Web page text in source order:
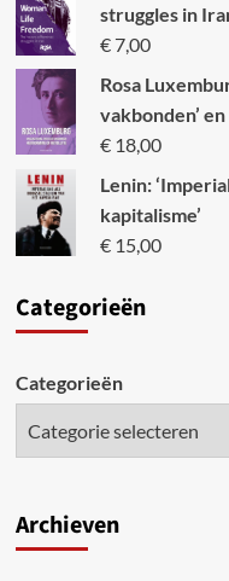
struggles in
€7,00
Rosa
vakbonden’
€18,00
Lenin:
kapitalisme’
€15,00
Categorieën
Categorieën
Archieven